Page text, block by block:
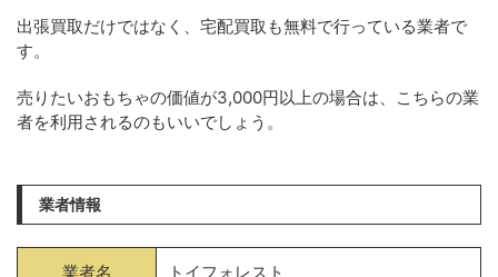
出張買取だけではなく、宅配買取も無料で行っている業者で
す。
売りたいおもちゃの価値が3,000円以上の場合は、こちらの業
者を利用されるのもいいでしょう。
業者情報
業者名 トイフォレスト